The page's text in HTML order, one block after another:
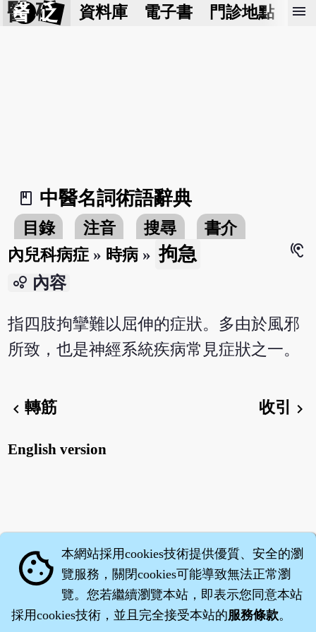
醫 砭 資料庫 電子書 門診地點 預
menu
book_2
中醫名詞術語辭典
目錄 注音 搜尋
書介
內兒科病症 » 時病 » 拘急
hearing
bubble_chart 內容
指四肢拘攣難以屈伸的症狀。多由於風邪
所致，也是神經系統疾病常見症狀之一。
chevron_left轉筋 收引 chevron_right
English version
cookie 本網站採用cookies技術提供優質、安全的瀏
覽服務，關閉cookies可能導致無法正常瀏
覽。您若繼續瀏覽本站，即表示您同意本站
採用cookies技術，並且完全接受本站的服務條款。